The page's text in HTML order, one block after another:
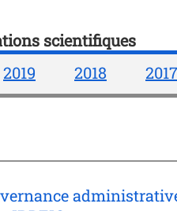
scientifiques
2019 2018 2017